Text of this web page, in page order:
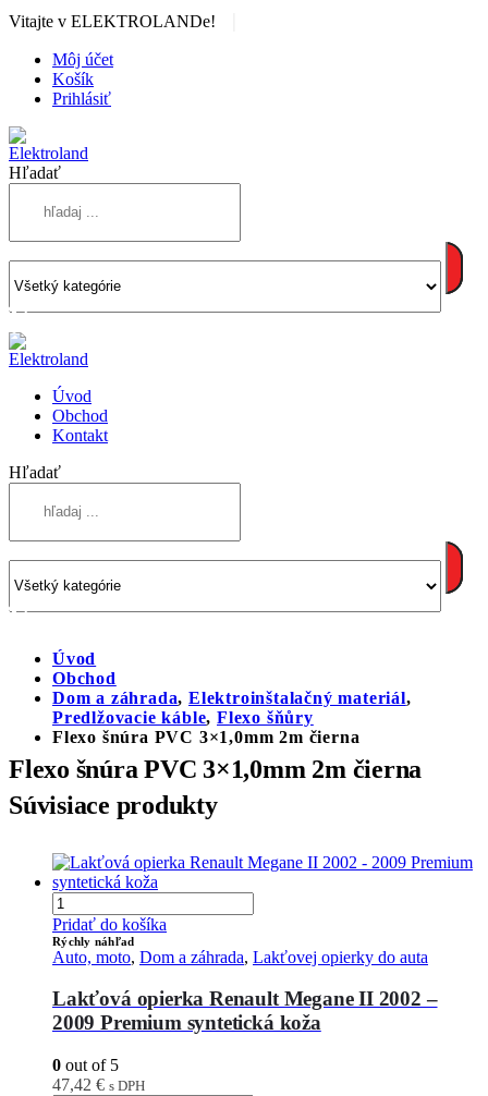
Vitajte v ELEKTROLANDe!
Môj účet
Košík
Prihlásiť
Hľadať
Úvod
Obchod
Kontakt
Hľadať
Úvod
Obchod
Dom a záhrada,Elektroinštalačný materiál,
Predlžovacie káble,Flexo šňůry
Flexo šnúra PVC 3×1,0mm 2m čierna
Flexo šnúra PVC 3×1,0mm 2m čierna
Súvisiace produkty
Pridať do košíka
Rýchly náhľad
Auto, moto, Dom a záhrada, Lakťovej opierky do auta
Lakťová opierka Renault Megane II 2002 –
2009 Premium syntetická koža
0 out of 5
47,42 € s DPH